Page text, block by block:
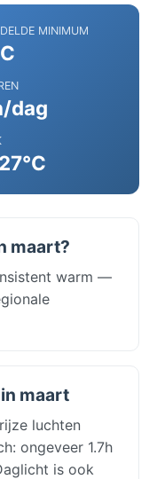
MINIMUM
dag
maart?
warm —
maart
luchten
ongeveer 1.7h
is ook